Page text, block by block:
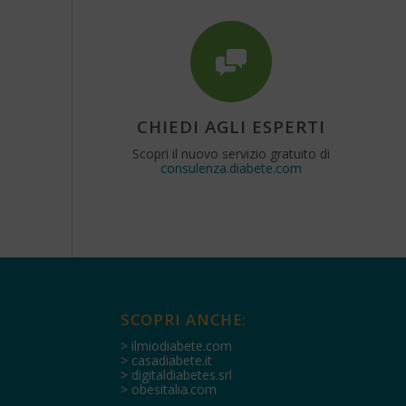
CHIEDI AGLI ESPERTI
Scopri il nuovo servizio gratuito di
consulenza.diabete.com
SCOPRI ANCHE:
> ilmiodiabete.com
> casadiabete.it
> digitaldiabetes.srl
> obesitalia.com